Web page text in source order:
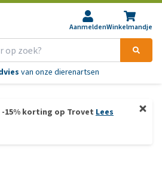
AanmeldenWinkelmandje
van onze dierenartsen
15% korting op Trovet Lees